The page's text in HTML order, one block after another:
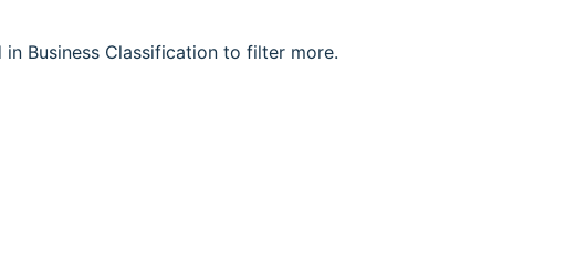
Business Classification to filter more.